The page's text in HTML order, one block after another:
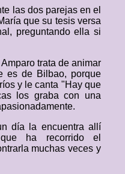
las dos parejas en el
que su tesis versa
preguntando ella si
trata de animar
es de Bilbao, porque
y le canta "Hay que
los graba con una
día la encuentra allí
ha recorrido el
muchas veces y